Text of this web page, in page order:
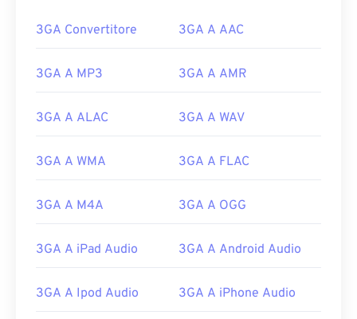
00 00 00 00
00 00 00 00
3GA Convertitore 3GA A AAC
3GA A MP3 3GA A AMR
3GA A ALAC 3GA A WAV
3GA A WMA 3GA A FLAC
3GA A M4A 3GA A OGG
3GA A iPad Audio 3GA A Android Audio
3GA A Ipod Audio 3GA A iPhone Audio